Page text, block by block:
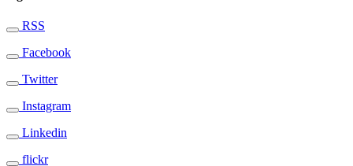
RSS
Facebook
Twitter
Instagram
Linkedin
flickr